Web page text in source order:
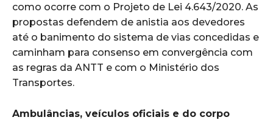
como ocorre com o Projeto de Lei 4.643/2020. As
propostas defendem de anistia aos devedores
até o banimento do sistema de vias concedidas e
caminham para consenso em convergência com
as regras da ANTT e com o Ministério dos
Transportes.
Ambulâncias, veículos oficiais e do corpo